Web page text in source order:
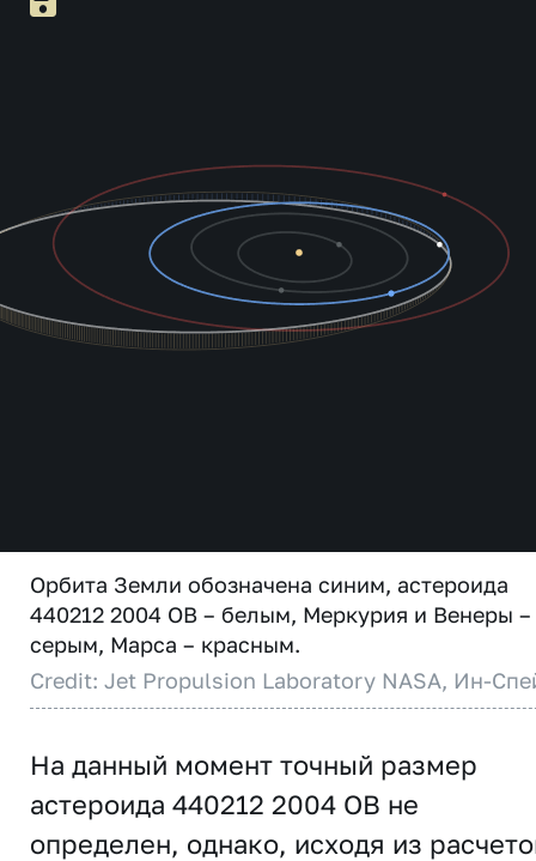
Орбита Земли обозначена синим, астероида
440212 2004 OB – белым, Меркурия и Венеры –
серым, Марса – красным.
Credit: Jet Propulsion Laboratory NASA, Ин-
На данный момент точный размер
астероида 440212 2004 OB не
определен, однако, исходя из